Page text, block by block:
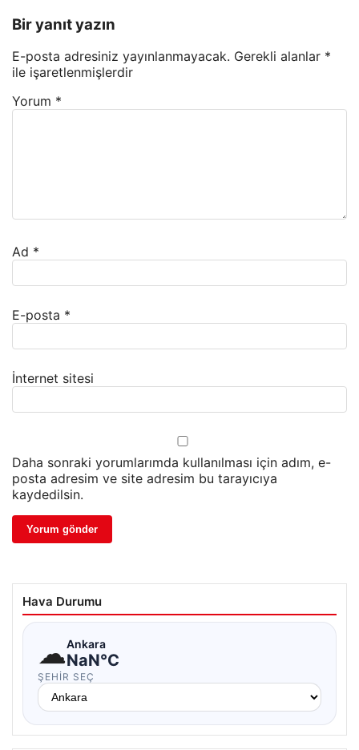
Bir yanıt yazın
E-posta adresiniz yayınlanmayacak. Gerekli alanlar *
ile işaretlenmişlerdir
Yorum *
Ad *
E-posta *
İnternet sitesi
Daha sonraki yorumlarımda kullanılması için adım, e-
posta adresim ve site adresim bu tarayıcıya
kaydedilsin.
Hava Durumu
☁Ankara
NaN°C
ŞEHIR SEÇ